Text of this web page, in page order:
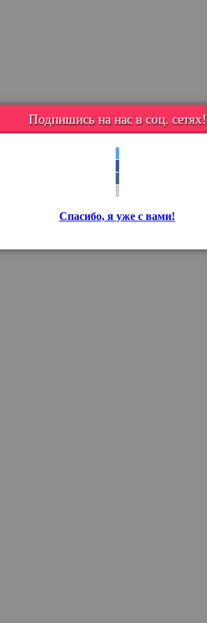
Подпишись на нас в соц. сетях!
Спасибо, я уже с вами!